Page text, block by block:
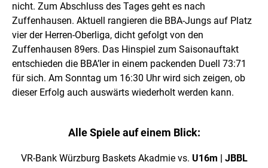
nicht. Zum Abschluss des Tages geht es nach
Zuffenhausen. Aktuell rangieren die BBA-Jungs auf Platz
vier der Herren-Oberliga, dicht gefolgt von den
Zuffenhausen 89ers. Das Hinspiel zum Saisonauftakt
entschieden die BBA’ler in einem packenden Duell 73:71
für sich. Am Sonntag um 16:30 Uhr wird sich zeigen, ob
dieser Erfolg auch auswärts wiederholt werden kann.
Alle Spiele auf einem Blick:
VR-Bank Würzburg Baskets Akadmie vs. U16m | JBBL